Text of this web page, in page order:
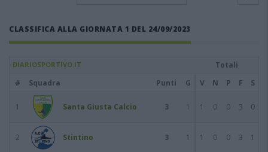
CLASSIFICA ALLA GIORNATA 1 DEL 24/09/2023
DIARIOSPORTIVO.IT
Totali
#
Squadra Punti G V N P F S
1 Santa Giusta Calcio 3 1 1 0 0 3 0
2 Stintino 3 1 1 0 0 3 1